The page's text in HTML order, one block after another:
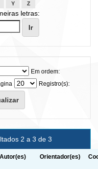
Y Z
letras:
Em ordem:
Registro(s):
2 a 3 de 3
Autor(es) Orientador(es)